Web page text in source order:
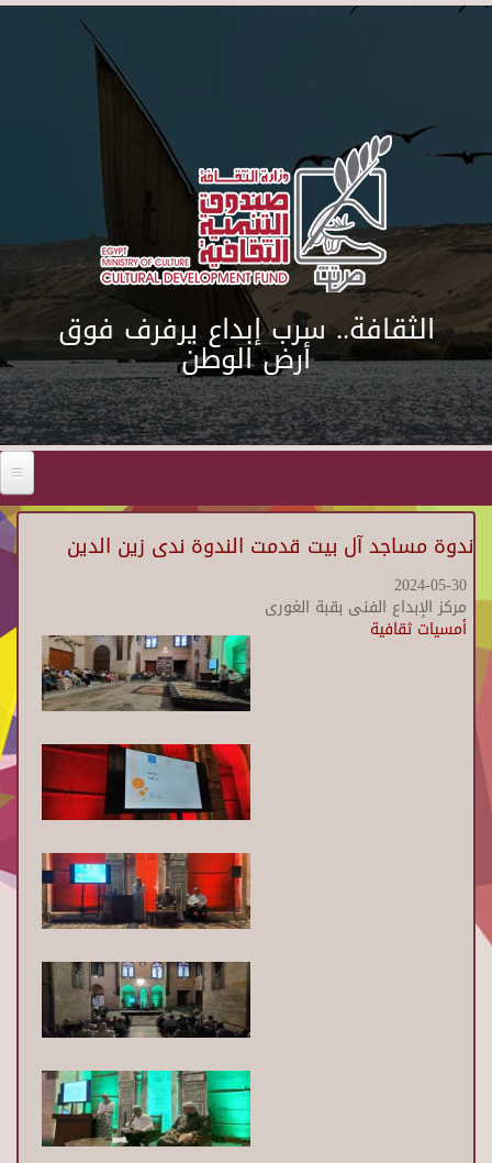
Skip to main content
الثقافة.. سرب إبداع يرفرف فوق
أرض الوطن
ندوة مساجد آل بيت قدمت الندوة ندى زين الدين
2024-05-30
مركز الإبداع الفنى بقبة الغورى
أمسيات ثقافية